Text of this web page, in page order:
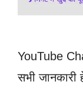
YouTube
सभी